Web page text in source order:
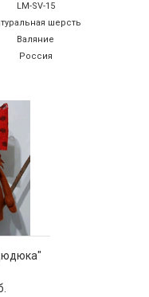
LM-SV-15
шерсть
Валяние
Россия